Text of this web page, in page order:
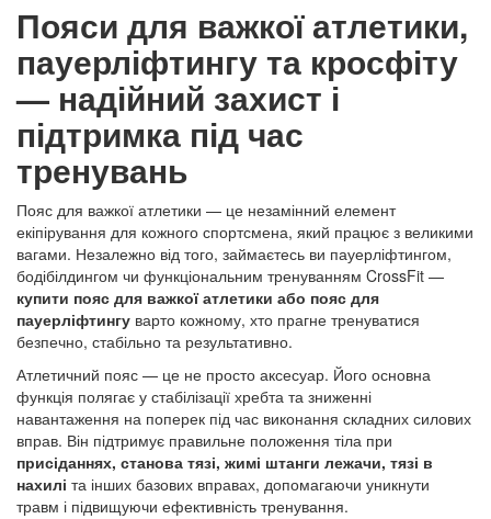
Пояси для важкої атлетики,
пауерліфтингу та кросфіту
— надійний захист і
підтримка під час
тренувань
Пояс для важкої атлетики — це незамінний елемент
екіпірування для кожного спортсмена, який працює з великими
вагами. Незалежно від того, займаєтесь ви пауерліфтингом,
бодібілдингом чи функціональним тренуванням CrossFit —
купити пояс для важкої атлетики або пояс для
пауерліфтингу варто кожному, хто прагне тренуватися
безпечно, стабільно та результативно.
Атлетичний пояс — це не просто аксесуар. Його основна
функція полягає у стабілізації хребта та зниженні
навантаження на поперек під час виконання складних силових
вправ. Він підтримує правильне положення тіла при
присіданнях, станова тязі, жимі штанги лежачи, тязі в
нахилі та інших базових вправах, допомагаючи уникнути
травм і підвищуючи ефективність тренування.